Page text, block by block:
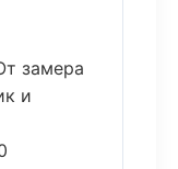
замера
и